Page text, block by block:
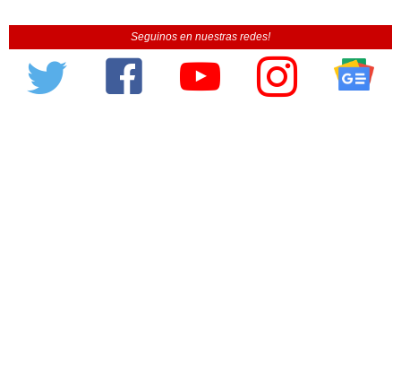
Seguinos en nuestras redes!